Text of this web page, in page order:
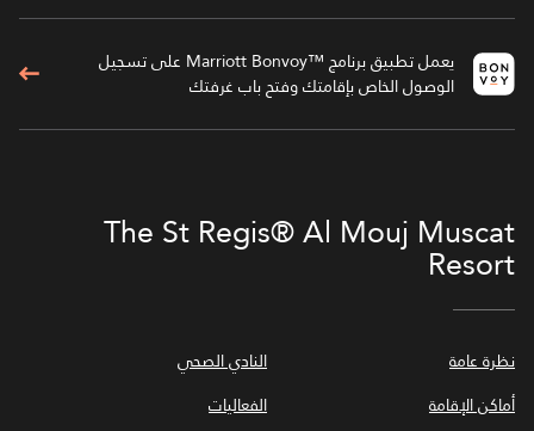
يعمل تطبيق برنامج ™Marriott Bonvoy على تسجيل
الوصول الخاص بإقامتك وفتح باب غرفتك
The St Regis® Al Mouj Muscat
Resort
نظرة عامة
أماكن الإقامة
النادي الصحي
الفعاليات